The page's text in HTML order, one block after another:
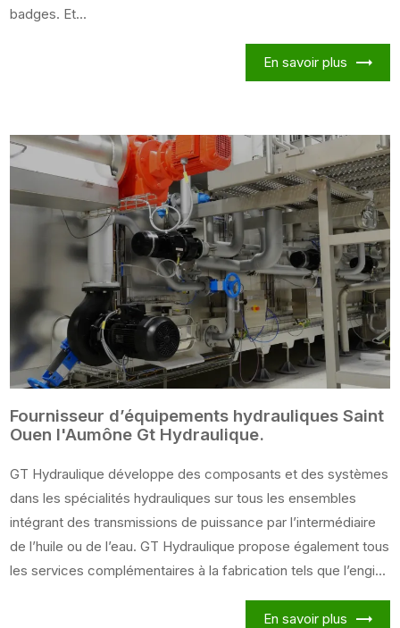
badges. Et...
En savoir plus
Fournisseur d’équipements hydrauliques Saint
Ouen l'Aumône Gt Hydraulique.
GT Hydraulique développe des composants et des systèmes
dans les spécialités hydrauliques sur tous les ensembles
intégrant des transmissions de puissance par l’intermédiaire
de l’huile ou de l’eau. GT Hydraulique propose également tous
les services complémentaires à la fabrication tels que l’engi...
En savoir plus